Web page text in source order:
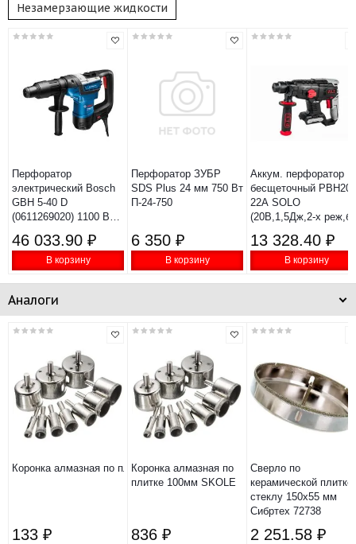
Незамерзающие жидкости
Перфоратор
электрический Bosch
GBH 5-40 D
(0611269020) 1100 Вт
46 033.90 ₽
В корзину
Перфоратор ЗУБР
SDS Plus 24 мм 750 Вт
П-24-750
6 350 ₽
В корзину
Аккум. перфоратор
бесщеточный
22A SOLO
(20В,1,5Дж,2-х
plus,коробка)
13 328.40 ₽
В корзину
Аналоги
Коронка алмазная по плитке 22мм SKOLE
133 ₽
Коронка алмазная по
плитке 100мм SKOLE
836 ₽
Сверло по
керамической плитке
стеклу 150х55 мм
Сибртех 72738
2 251.58 ₽